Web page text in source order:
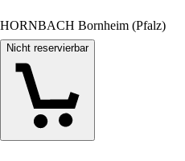
HORNBACH Bornheim (Pfalz)
Nicht reservierbar